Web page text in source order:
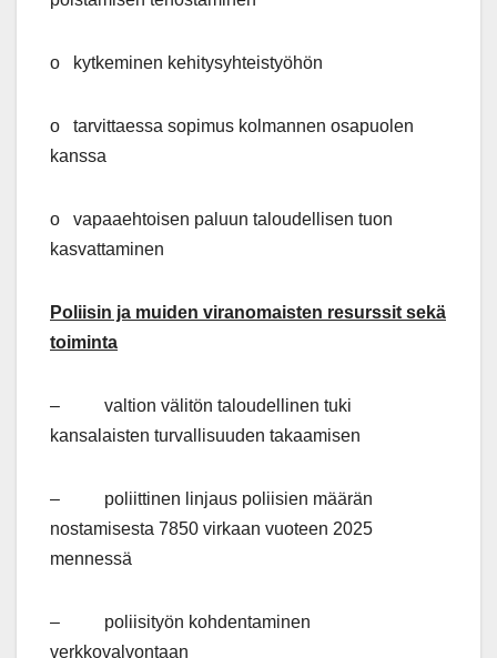
o kytkeminen kehitysyhteistyöhön
o tarvittaessa sopimus kolmannen osapuolen
kanssa
o vapaaehtoisen paluun taloudellisen tuon
kasvattaminen
Poliisin ja muiden viranomaisten resurssit sekä
toiminta
– valtion välitön taloudellinen tuki
kansalaisten turvallisuuden takaamisen
– poliittinen linjaus poliisien määrän
nostamisesta 7850 virkaan vuoteen 2025
mennessä
– poliisityön kohdentaminen
verkkovalvontaan